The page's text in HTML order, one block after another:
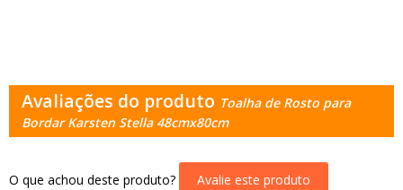
Avaliações do produto Toalha de Rosto para
Bordar Karsten Stella 48cmx80cm
O que achou deste produto? Avalie este produto